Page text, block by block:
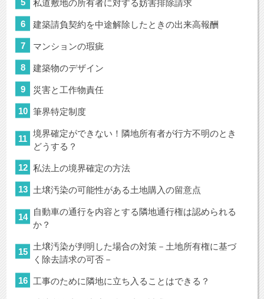
私道敷地の所有者に対する妨害排除請求
建築請負契約を中途解除したときの出来高報酬
マンションの瑕疵
建築物のデザイン
災害と工作物責任
筆界特定制度
境界確定ができない！隣地所有者が行方不明のとき
どうする？
私法上の境界確定の方法
土壌汚染の可能性がある土地購入の留意点
自動車の通行を内容とする隣地通行権は認められる
か？
土壌汚染が判明した場合の対策－土地所有権に基づ
く除去請求の可否－
工事のために隣地に立ち入ることはできる？